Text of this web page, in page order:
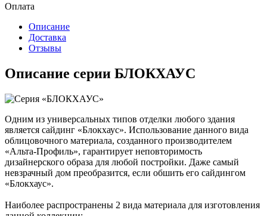
Оплата
Описание
Доставка
Отзывы
Описание серии БЛОКХАУС
Одним из универсальных типов отделки любого здания
является сайдинг «Блокхаус». Использование данного вида
облицовочного материала, созданного производителем
«Альта-Профиль», гарантирует неповторимость
дизайнерского образа для любой постройки. Даже самый
невзрачный дом преобразится, если обшить его сайдингом
«Блокхаус».
Наиболее распространены 2 вида материала для изготовления